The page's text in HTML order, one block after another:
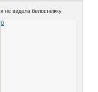
я не видела белоснежку
0